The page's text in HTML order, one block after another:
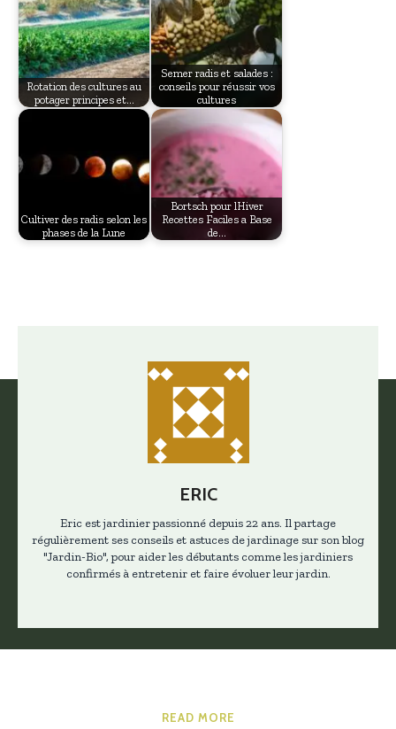
Rotation des cultures au
potager principes et…
Semer radis et salades :
conseils pour réussir vos
cultures
Cultiver des radis selon les
phases de la Lune
Bortsch pour lHiver
Recettes Faciles a Base
de…
ERIC
Eric est jardinier passionné depuis 22 ans. Il partage
régulièrement ses conseils et astuces de jardinage sur son blog
"Jardin-Bio", pour aider les débutants comme les jardiniers
confirmés à entretenir et faire évoluer leur jardin.
READ MORE